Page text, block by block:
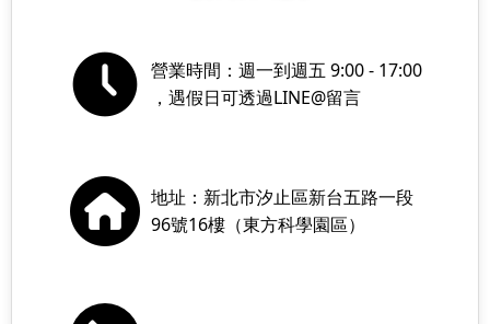
營業時間：週一到週五 9:00 - 17:00
，遇假日可透過LINE@留言
地址：新北市汐止區新台五路一段
96號16樓（東方科學園區）